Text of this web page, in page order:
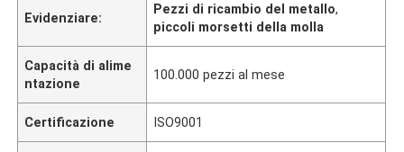
Evidenziare:
Pezzi di ricambio del metallo,
piccoli morsetti della molla
Capacità di alime
ntazione
100.000 pezzi al mese
Certificazione ISO9001